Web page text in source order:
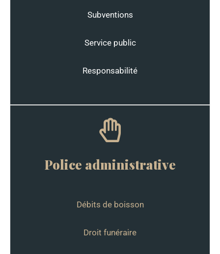
Subventions
Service public
Responsabilité
Police administrative
Débits de boisson
Droit funéraire